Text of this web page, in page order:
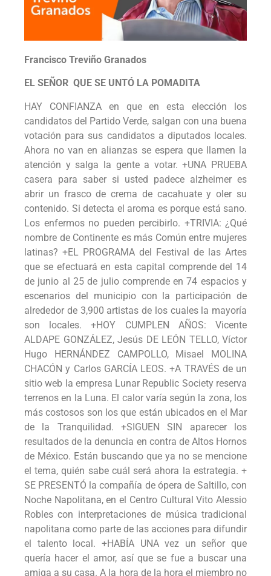
Francisco Treviño Granados
EL SEÑOR QUE SE UNTÓ LA POMADITA
HAY CONFIANZA en que en esta elección los
candidatos del Partido Verde, salgan con una buena
votación para sus candidatos a diputados locales.
Ahora no van en alianzas se espera que llamen la
atención y salga la gente a votar. +UNA PRUEBA
casera para saber si usted padece alzheimer es
abrir un frasco de crema de cacahuate y oler su
contenido. Si detecta el aroma es porque está sano.
Los enfermos no pueden percibirlo. +TRIVIA: ¿Qué
nombre de Continente es más Común entre mujeres
latinas? +EL PROGRAMA del Festival de las Artes
que se efectuará en esta capital comprende del 14
de junio al 25 de julio comprende en 74 espacios y
escenarios del municipio con la participación de
alrededor de 3,900 artistas de los cuales la mayoría
son locales. +HOY CUMPLEN AÑOS: Vicente
ALDAPE GONZÁLEZ, Jesús DE LEÓN TELLO, Víctor
Hugo HERNÁNDEZ CAMPOLLO, Misael MOLINA
CHACÓN y Carlos GARCÍA LEOS. +A TRAVÉS de un
sitio web la empresa Lunar Republic Society reserva
terrenos en la Luna. El calor varía según la zona, los
más costosos son los que están ubicados en el Mar
de la Tranquilidad. +SIGUEN SIN aparecer los
resultados de la denuncia en contra de Altos Hornos
de México. Están buscando que ya no se mencione
el tema, quién sabe cuál será ahora la estrategia. +
SE PRESENTÓ la compañía de ópera de Saltillo, con
Noche Napolitana, en el Centro Cultural Vito Alessio
Robles con interpretaciones de música tradicional
napolitana como parte de las acciones para difundir
el talento local. +HABÍA UNA vez un señor que
quería hacer el amor, así que se fue a buscar una
amiga a su casa. A la hora de la hora el miembro no